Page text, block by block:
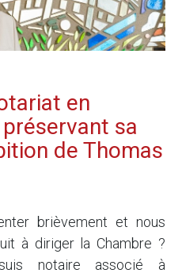
en
sa
de Thomas
brièvement et nous
à diriger la Chambre ?
notaire associé à